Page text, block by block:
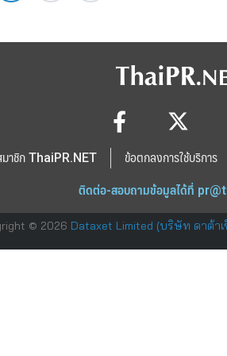
มาชิก ThaiPR.NET ข้อตกลงการใช้บริการ
ติดต่อ-สอบถามข้อมูลได้ที่
© 2026 Dataxet Limited (บริษัท ดาต้า